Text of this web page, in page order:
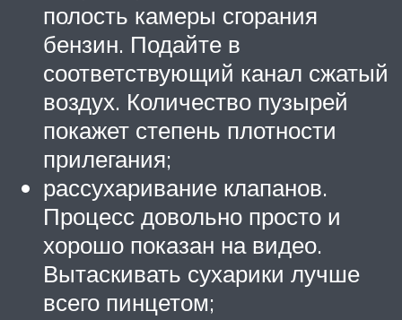
полость камеры сгорания
бензин. Подайте в
соответствующий канал сжатый
воздух. Количество пузырей
покажет степень плотности
прилегания;
рассухаривание клапанов.
Процесс довольно просто и
хорошо показан на видео.
Вытаскивать сухарики лучше
всего пинцетом;